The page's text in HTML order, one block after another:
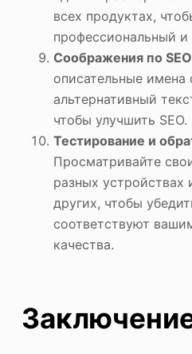
всех продуктах,
профессиональный
Соображения по SEO
описательные имена
альтернативный
чтобы улучшить SEO.
Тестирование и
Просматривайте
разных устройствах
других, чтобы
соответствуют
качества.